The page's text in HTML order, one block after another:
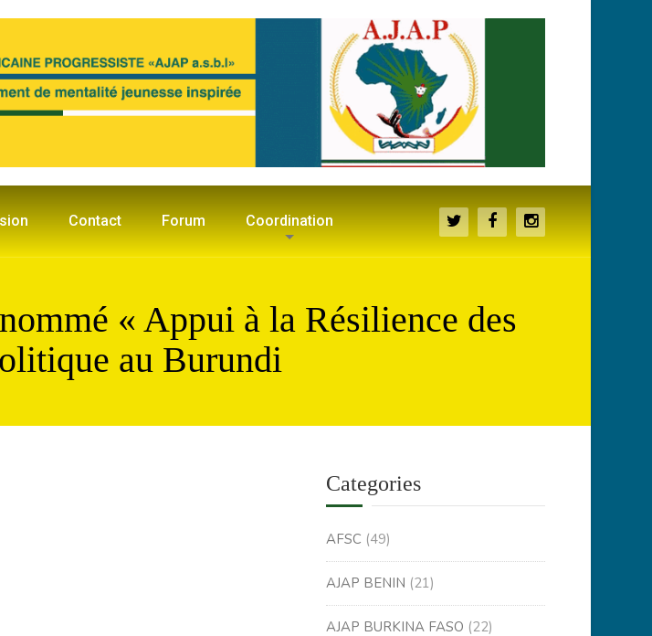
Contact Forum Coordination
« Appui à la Résilience des
au Burundi
Categories
AFSC (49)
AJAP BENIN (21)
AJAP BURKINA FASO (22)